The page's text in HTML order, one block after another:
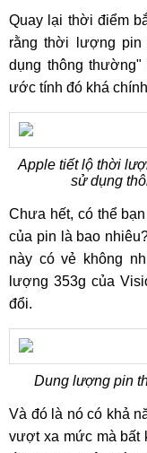
Quay lại thời điểm
rằng thời lượng
dụng thông
ước tính đó khá
Apple tiết lộ thời
sử dụng
Chưa hết, có thể
của pin là bao
này có vẻ không
lượng 353g của
đổi.
Dung lượng pin
Và đó là nó có khả
vượt xa mức mà bất